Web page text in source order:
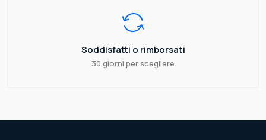
Soddisfatti o rimborsati
30 giorni per scegliere